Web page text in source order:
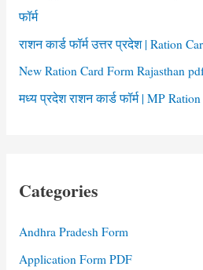
फॉर्म
राशन कार्ड फॉर्म उत्तर प्रदेश | Ration
New Ration Card Form Rajasthan pdf
मध्य प्रदेश राशन कार्ड फॉर्म | MP
Categories
Andhra Pradesh Form
Application Form PDF